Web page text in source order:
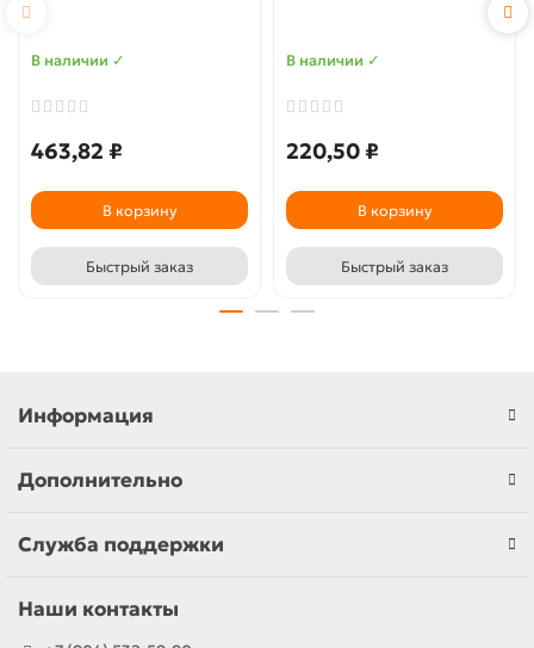
В наличии ✓
463,82 ₽
В корзину
Быстрый заказ
В наличии ✓
220,50 ₽
В корзину
Быстрый заказ
Информация
Дополнительно
Служба поддержки
Наши контакты